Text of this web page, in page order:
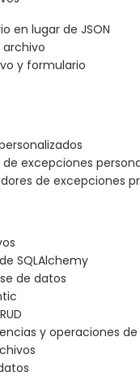
en lugar de JSON
y formulario
excepciones
de excepciones
SQLAlchemy
de datos
y operaciones